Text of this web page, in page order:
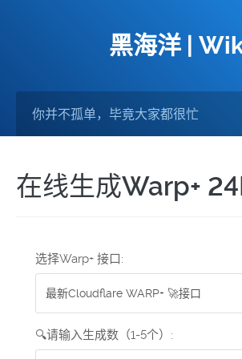
黑海洋 |
在线生成Warp+
选择Warp+ 接口:
🔍请输入生成数（1-5个）: